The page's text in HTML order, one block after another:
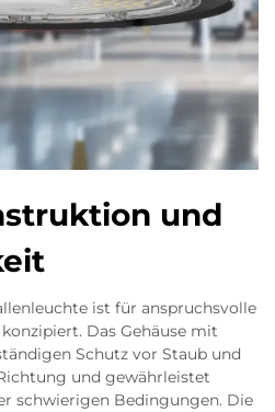
und
ist für anspruchsvolle
Das Gehäuse mit
Schutz vor Staub und
und gewährleistet
schwierigen Bedingungen. Die